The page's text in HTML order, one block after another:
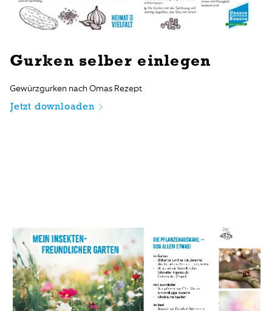
Gurken selber einlegen
Gewürzgurken nach Omas Rezept
Jetzt downloaden